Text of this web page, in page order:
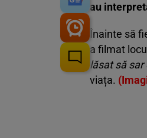
au
Înainte să
a filmat
lăsat să sar
viața.